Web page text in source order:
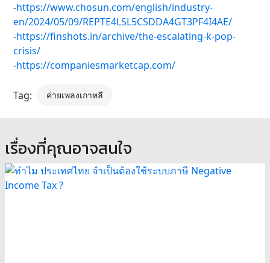
-https://www.chosun.com/english/industry-
en/2024/05/09/REPTE4LSL5CSDDA4GT3PF4I4AE/
-https://finshots.in/archive/the-escalating-k-pop-
crisis/
-https://companiesmarketcap.com/
Tag: ค่ายเพลงเกาหลี
เรื่องที่คุณอาจสนใจ